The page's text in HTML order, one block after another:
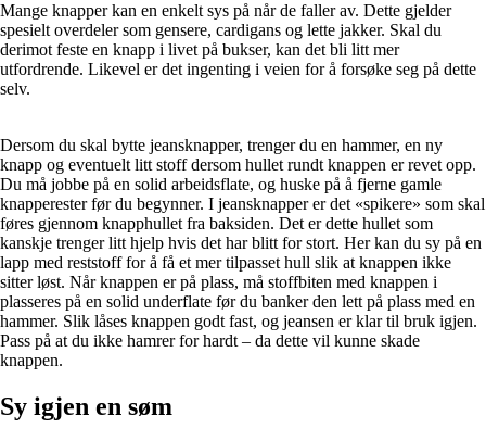
Mange knapper kan en enkelt sys på når de faller av. Dette gjelder
spesielt overdeler som gensere, cardigans og lette jakker. Skal du
derimot feste en knapp i livet på bukser, kan det bli litt mer
utfordrende. Likevel er det ingenting i veien for å forsøke seg på dette
selv.
Dersom du skal bytte jeansknapper, trenger du en hammer, en ny
knapp og eventuelt litt stoff dersom hullet rundt knappen er revet opp.
Du må jobbe på en solid arbeidsflate, og huske på å fjerne gamle
knapperester før du begynner. I jeansknapper er det «spikere» som skal
føres gjennom knapphullet fra baksiden. Det er dette hullet som
kanskje trenger litt hjelp hvis det har blitt for stort. Her kan du sy på en
lapp med reststoff for å få et mer tilpasset hull slik at knappen ikke
sitter løst. Når knappen er på plass, må stoffbiten med knappen i
plasseres på en solid underflate før du banker den lett på plass med en
hammer. Slik låses knappen godt fast, og jeansen er klar til bruk igjen.
Pass på at du ikke hamrer for hardt – da dette vil kunne skade
knappen.
Sy igjen en søm